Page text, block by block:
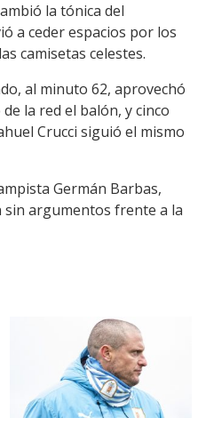
la tónica del
a ceder espacios por los
camisetas celestes.
al minuto 62, aprovechó
la red el balón, y cinco
Crucci siguió el mismo
Germán Barbas,
argumentos frente a la